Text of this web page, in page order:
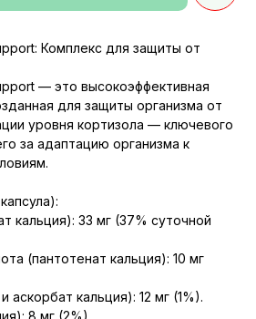
Комплекс для защиты от
— это высокоэффективная
для защиты организма от
уровня кортизола — ключевого
за адаптацию организма к
кальция): 33 мг (37% суточной
(пантотенат кальция): 10 мг
аскорбат кальция): 12 мг (1%).
8 мг (2%).